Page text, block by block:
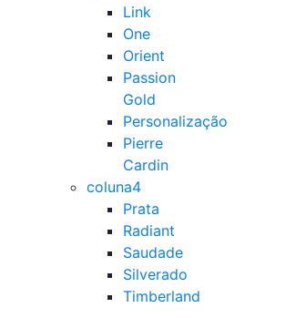
Link
One
Orient
Passion
Gold
Personalização
Pierre
Cardin
coluna4
Prata
Radiant
Saudade
Silverado
Timberland